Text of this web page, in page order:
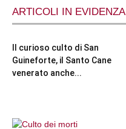
ARTICOLI IN EVIDENZA
Il curioso culto di San
Guineforte, il Santo Cane
venerato anche...